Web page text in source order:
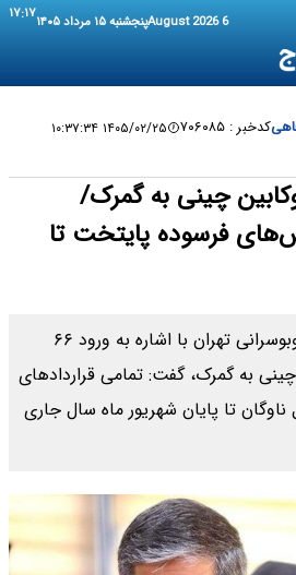
6 August 2026 پنجشنبه ۱۵ مرداد ۱۴۰۵ ۱۷:۱۷
کدخبر : ۷۰۶۰۸۵ ۱۴۰۵/۰۲/۲۵ ۱۰:۳۷:۳۴
دوکابین چینی به گمرک/
فرسوده پایتخت تا
مدیرعامل شرکت واحد اتوبوسرانی تهران با اشاره به ورود ۶۶
به گمرک، گفت: تمامی قراردادهای
تا پایان شهریور ماه سال جاری